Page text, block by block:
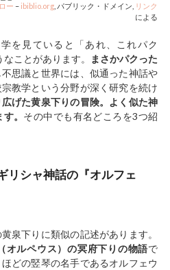
ー – ibiblio.org , パブリック・ドメイン, リンク
による
を見ていると「あれ、これパク
ことがあります。
まさかパクった
不思議と世界には、似通った神話や
教学という分野が深く研究を続け
げた黄泉下りの冒険。よく似た神
。 その中でも有名どころを3つ紹
リシャ神話の『オルフェ
泉下りに類似の記述があります。
オルペウス）の冥府下りの物語で
どの竪琴の名手であるオルフェウ